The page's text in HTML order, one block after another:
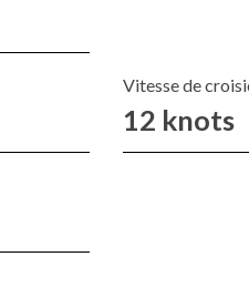
Vitesse de
12 knots